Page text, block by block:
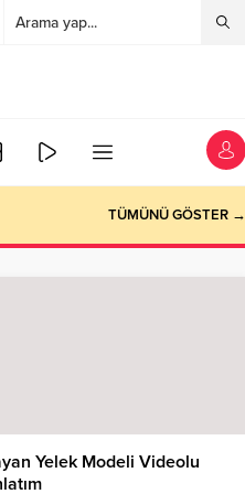
TÜMÜNÜ GÖSTER →
Yelek Modeli Videolu